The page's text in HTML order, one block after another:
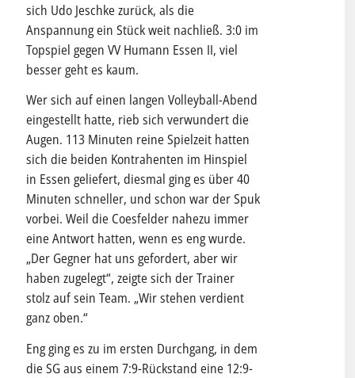
sich Udo Jeschke zurück, als die
Anspannung ein Stück weit nachließ. 3:0 im
Topspiel gegen VV Humann Essen II, viel
besser geht es kaum.
Wer sich auf einen langen Volleyball-Abend
eingestellt hatte, rieb sich verwundert die
Augen. 113 Minuten reine Spielzeit hatten
sich die beiden Kontrahenten im Hinspiel
in Essen geliefert, diesmal ging es über 40
Minuten schneller, und schon war der Spuk
vorbei. Weil die Coesfelder nahezu immer
eine Antwort hatten, wenn es eng wurde.
„Der Gegner hat uns gefordert, aber wir
haben zugelegt“, zeigte sich der Trainer
stolz auf sein Team. „Wir stehen verdient
ganz oben.“
Eng ging es zu im ersten Durchgang, in dem
die SG aus einem 7:9-Rückstand eine 12:9-